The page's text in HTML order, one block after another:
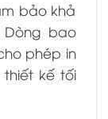
bảo khả
bao
phép in
kế tối